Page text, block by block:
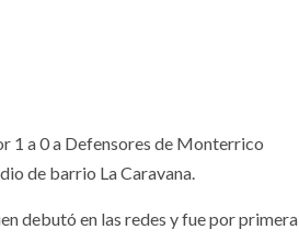
1 a 0 a Defensores de Monterrico
de barrio La Caravana.
debutó en las redes y fue por primera